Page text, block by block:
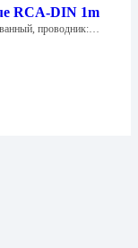
RCA-DIN 1m
проводник:…